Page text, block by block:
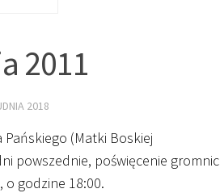
2011
2018
(Matki Boskiej
powszednie, poświęcenie gromnic
o godzine 18:00.